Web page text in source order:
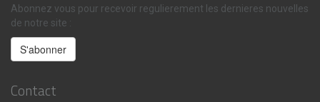
Abonnez vous pour recevoir regulierement les dernieres nouvelles
de notre site :
Contact